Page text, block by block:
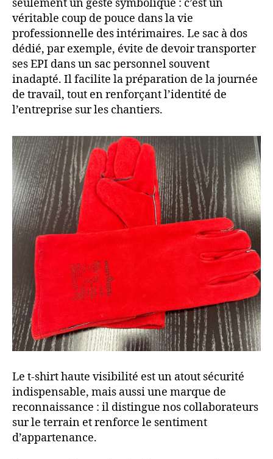
seulement un geste symbolique : c’est un
véritable coup de pouce dans la vie
professionnelle des intérimaires. Le sac à dos
dédié, par exemple, évite de devoir transporter
ses EPI dans un sac personnel souvent
inadapté. Il facilite la préparation de la journée
de travail, tout en renforçant l’identité de
l’entreprise sur les chantiers.
Le t-shirt haute visibilité est un atout sécurité
indispensable, mais aussi une marque de
reconnaissance : il distingue nos collaborateurs
sur le terrain et renforce le sentiment
d’appartenance.